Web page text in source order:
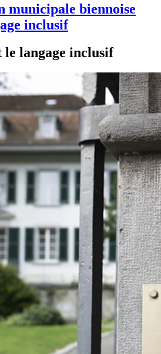
biennoise
inclusif
langage inclusif